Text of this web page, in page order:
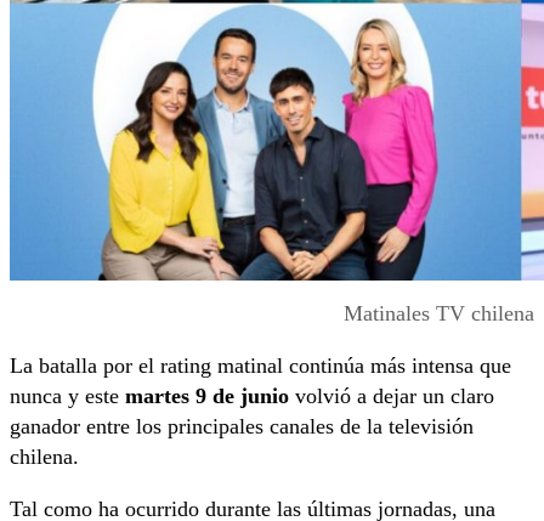
Matinales TV chilena
La batalla por el rating matinal continúa más intensa que
nunca y este martes 9 de junio volvió a dejar un claro
ganador entre los principales canales de la televisión
chilena.
Tal como ha ocurrido durante las últimas jornadas, una